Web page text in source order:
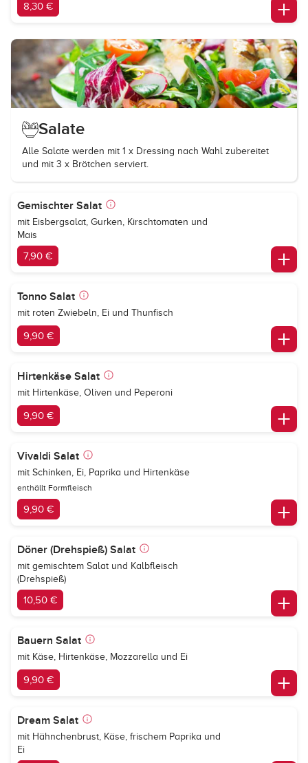
8,30 €
Salate
Alle Salate werden mit 1 x Dressing nach Wahl zubereitet
und mit 3 x Brötchen serviert.
Gemischter Salat
mit Eisbergsalat, Gurken, Kirschtomaten und
Mais
7,90 €
Tonno Salat
mit roten Zwiebeln, Ei und Thunfisch
9,90 €
Hirtenkäse Salat
mit Hirtenkäse, Oliven und Peperoni
9,90 €
Vivaldi Salat
mit Schinken, Ei, Paprika und Hirtenkäse
enthällt Formfleisch
9,90 €
Döner (Drehspieß) Salat
mit gemischtem Salat und Kalbfleisch
(Drehspieß)
10,50 €
Bauern Salat
mit Käse, Hirtenkäse, Mozzarella und Ei
9,90 €
Dream Salat
mit Hähnchenbrust, Käse, frischem Paprika und
Ei